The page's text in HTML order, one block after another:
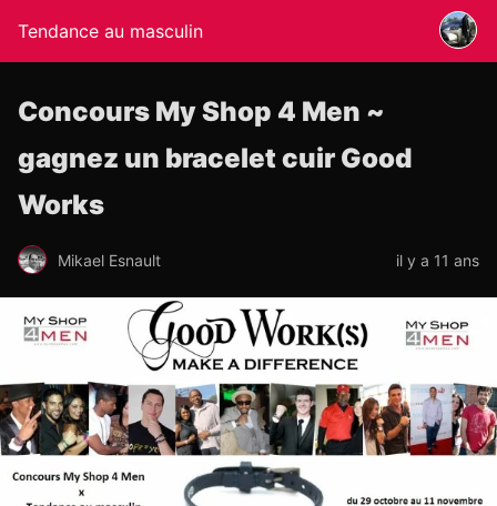
Tendance au masculin
Concours My Shop 4 Men ~
gagnez un bracelet cuir Good
Works
Mikael Esnault il y a 11 ans